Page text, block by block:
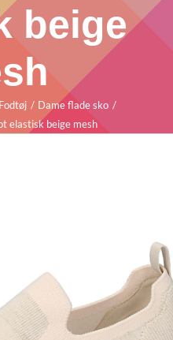
beige
Dame flade sko
elastisk beige mesh